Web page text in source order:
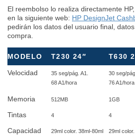
El reembolso lo realiza directamente
en la siguiente web: HP DesignJet
pedirán los datos del usuario final,
compra.
MODELO T230 24″ T630
Velocidad
35 seg/pág. A1.
68 A1/hora
30 seg/
76 A1/hora
Memoria 512MB 1GB
Tintas 4 4
Capacidad
29ml color. 38ml-80ml
29ml